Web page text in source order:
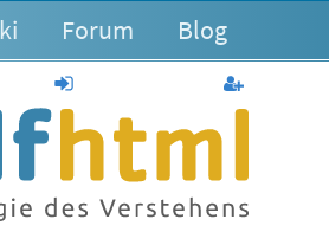
Forum Blog
anmelden